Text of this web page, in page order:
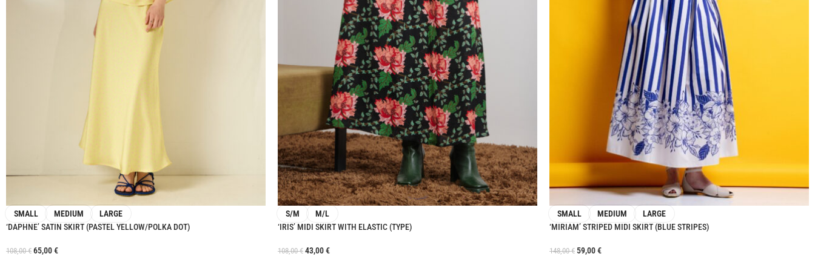
SMALL MEDIUM
LARGE
‘DAPHNE’ SATIN SKIRT (PASTEL YELLOW/POLKA DOT)
108,00€ 65,00€
S/M
M/L
‘IRIS’ MIDI SKIRT WITH ELASTIC (TYPE)
108,00€ 43,00€
SMALL MEDIUM
LARGE
‘MIRIAM’ STRIPED MIDI SKIRT (BLUE STRIPES)
148,00€ 59,00€